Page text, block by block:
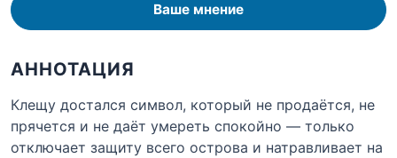
Ваше мнение
АННОТАЦИЯ
Клещу достался символ, который не продаётся, не
прячется и не даёт умереть спокойно — только
отключает защиту всего острова и натравливает на